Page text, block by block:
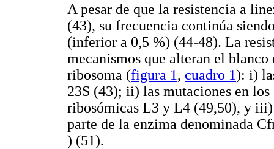
A pesar de que la resistencia a
(43), su frecuencia continúa
(inferior a 0,5 %) (44-48). La
mecanismos que alteran el
ribosoma (figura 1, cuadro 1): i)
23S (43); ii) las mutaciones en
ribosómicas L3 y L4 (49,50), y
parte de la enzima denominada
) (51).